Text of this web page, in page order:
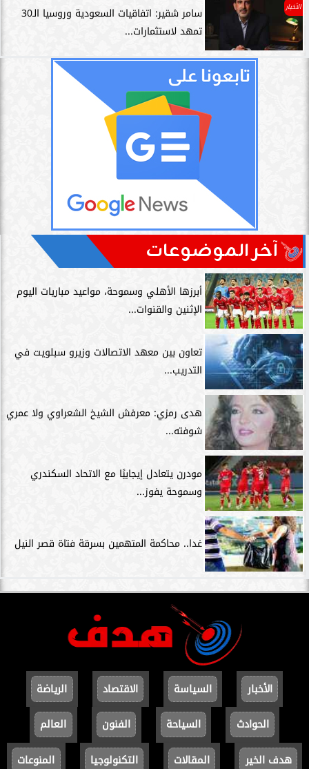
الأخبار
سامر شقير: اتفاقيات السعودية وروسيا الـ30
تمهد لاستثمارات...
آخر الموضوعات
أبرزها الأهلي وسموحة، مواعيد مباريات اليوم
الإثنين والقنوات...
تعاون بين معهد الاتصالات وزيرو سبلويت في
التدريب...
هدى رمزي: معرفش الشيخ الشعراوي ولا عمري
شوفته...
مودرن يتعادل إيجابيًا مع الاتحاد السكندري
وسموحة يفوز...
غدا.. محاكمة المتهمين بسرقة فتاة قصر النيل
الأخبار السياسة الاقتصاد
الرياضة
الحوادث
السياحة الفنون
العالم
هدف الخير
المقالات التكنولوجيا المنوعات